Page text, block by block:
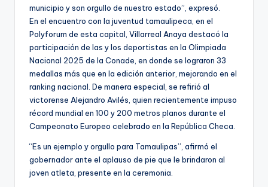
municipio y son orgullo de nuestro estado”, expresó.
En el encuentro con la juventud tamaulipeca, en el
Polyforum de esta capital, Villarreal Anaya destacó la
participación de las y los deportistas en la Olimpiada
Nacional 2025 de la Conade, en donde se lograron 33
medallas más que en la edición anterior, mejorando en el
ranking nacional. De manera especial, se refirió al
victorense Alejandro Avilés, quien recientemente impuso
récord mundial en 100 y 200 metros planos durante el
Campeonato Europeo celebrado en la República Checa.
“Es un ejemplo y orgullo para Tamaulipas”, afirmó el
gobernador ante el aplauso de pie que le brindaron al
joven atleta, presente en la ceremonia.